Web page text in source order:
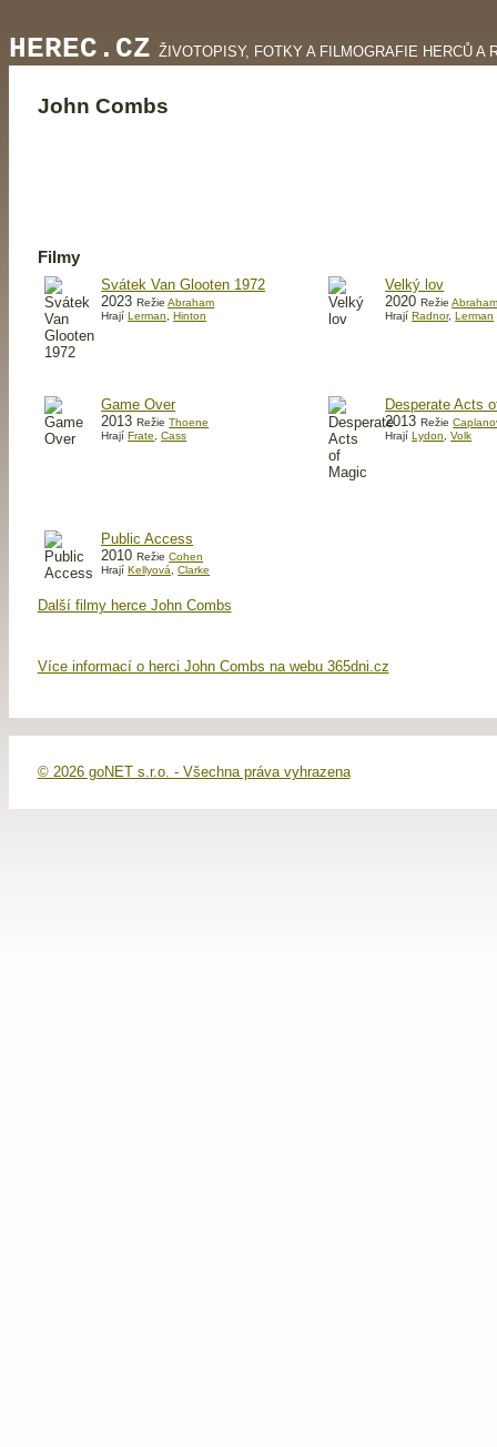
HEREC.CZ ŽIVOTOPISY, FOTKY A FILMOGRAFIE HERCŮ A
John Combs
Filmy
Svátek Van Glooten 1972
2023RežieAbraham
HrajíLerman ,Hinton
Velký lov
2020Režie
HrajíRadnor,Lerman
Game Over
2013RežieThoene
HrajíFrate ,Cass
Desperate Acts
2013Režie
HrajíLydon ,Volk
Public Access
2010RežieCohen
HrajíKellyová ,Clarke
Další filmy herce John Combs
Více informací o herci John Combs na webu 365dni.cz
© 2026 goNET s.r.o. - Všechna práva vyhrazena